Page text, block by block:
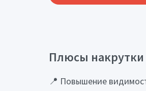
Плюсы накрутки
📍 Повышение